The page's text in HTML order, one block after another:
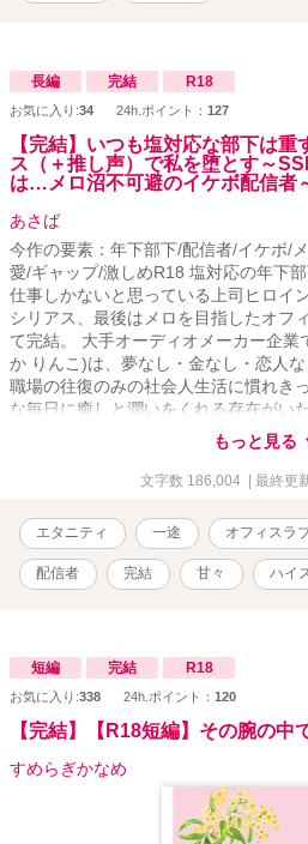
長編 完結 R18
お気に入り:34 24h.ポイント： 127
【完結】いつも塩対応な部下は
ス（＋推し声）で私を堕とす～
は…メロ沼不可避のイケボ配信者
あさば
今作の要素：年下部下/配信者/イケボ/
愛/ギャップ/激しめR18 塩対応の年下
仕事しかないと思っている上司ヒロイ
シリアス、最後はメロを目指したオフ
て完結。 大手オーディオメーカー企業
か りんこ)は、夢なし・金なし・恋人
職場の往復のみの社会人生活に慣れき
な毎日に癒しと潤いをくれる存在がい
た推し≪イケメンボイスで人気の配信
美に、何とか自分を保っている。 職場
育係を任され、同じ部署に配属された
の常識『ホウレンソウ』を自分にしな
覚し、凛子は彼を初めて強く叱責する
している』と言われ、本気で怒った彼
ったことで、物語は大きく動き出す。
確信へと変わっていって――？ 「……あ
かして」 ――芦谷くんが、
こ……！？」 ――っていうか、何で私の
見知らぬ部屋のベッドで目を覚ました
じゃ、昨夜の事、何にも覚えてないっ
り部下の芦谷と寝てしまったのかと動
を案内し、あるものを見せ――。 「つ
もっと見る
文字数 186,004 | 最終更
エタニティ 一途 オフィスラ
配信者 完結 甘々 ハイ
短編 完結 R18
お気に入り:338 24h.ポイント： 120
【完結】【R18短編】その腕の中
すめらぎかなめ